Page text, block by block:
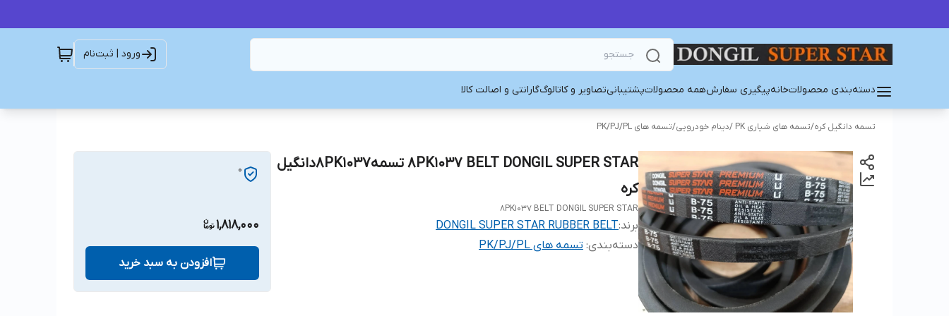
ورود | ثبت‌نام
دسته‌بندی محصولاتخانهپیگیری سفارشهمه محصولاتپشتیبانیتصاویر و کاتالوگگارانتی و اصالت کالا
تسمه دانگیل کره/تسمه های شیاری PK /دینام خودرویی /تسمه های PK/PJ/PL
8PK1037 BELT DONGIL SUPER STAR تسمه8PK1037دانگیل
کره
8PK1037 BELT DONGIL SUPER STAR
برند:DONGIL SUPER STAR RUBBER BELT
دسته‌بندی: تسمه های PK/PJ/PL
0
1,818,000
افزودن به سبد خرید